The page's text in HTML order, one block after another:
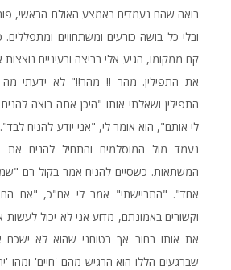
רואה שהם נעמדים באמצע האולם הראשי,
ובלי כל בושה כורעים ומשתחווים
קם ממקומו, הגיע אלי בריצה ובעיניים
את התפילין. מהר !! מהר!!" לא ידעתי
התפילין ושאלתי אותו "היכן אתה רוצה
לי אותם", הוא אומר לי, "אני יודע להניח
נעמד מול המוסלמים והתחיל להניח את
המשתאות. כשסיים להניח אמר בקול רם
אחד". "התביישתי" אמר לי אח"כ, "אם
וקשורים באמונתם, מדוע אני לא יכול
את אותו בחור אך בטוחני שהוא לא ישכח
שברגעים הללו הוא הרגיש מהם 'חיים' ומהו